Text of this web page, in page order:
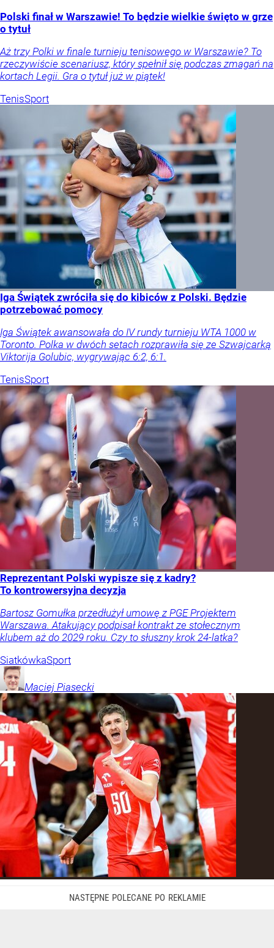
Polski finał w Warszawie! To będzie wielkie święto w grze
o tytuł
Aż trzy Polki w finale turnieju tenisowego w Warszawie? To
rzeczywiście scenariusz, który spełnił się podczas zmagań na
kortach Legii. Gra o tytuł już w piątek!
TenisSport
Iga Świątek zwróciła się do kibiców z Polski. Będzie
potrzebować pomocy
Iga Świątek awansowała do IV rundy turnieju WTA 1000 w
Toronto. Polka w dwóch setach rozprawiła się ze Szwajcarką
Viktorija Golubic, wygrywając 6:2, 6:1.
TenisSport
Reprezentant Polski wypisze się z kadry?
To kontrowersyjna decyzja
Bartosz Gomułka przedłużył umowę z PGE Projektem
Warszawa. Atakujący podpisał kontrakt ze stołecznym
klubem aż do 2029 roku. Czy to słuszny krok 24-latka?
SiatkówkaSport
Maciej Piasecki